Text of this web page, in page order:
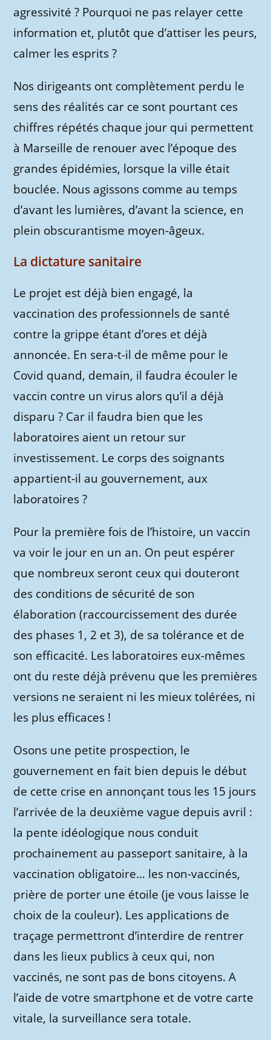
agressivité ? Pourquoi ne pas relayer cette
information et, plutôt que d’attiser les peurs,
calmer les esprits ?
Nos dirigeants ont complètement perdu le
sens des réalités car ce sont pourtant ces
chiffres répétés chaque jour qui permettent
à Marseille de renouer avec l’époque des
grandes épidémies, lorsque la ville était
bouclée. Nous agissons comme au temps
d’avant les lumières, d’avant la science, en
plein obscurantisme moyen-âgeux.
La dictature sanitaire
Le projet est déjà bien engagé, la
vaccination des professionnels de santé
contre la grippe étant d’ores et déjà
annoncée. En sera-t-il de même pour le
Covid quand, demain, il faudra écouler le
vaccin contre un virus alors qu’il a déjà
disparu ? Car il faudra bien que les
laboratoires aient un retour sur
investissement. Le corps des soignants
appartient-il au gouvernement, aux
laboratoires ?
Pour la première fois de l’histoire, un vaccin
va voir le jour en un an. On peut espérer
que nombreux seront ceux qui douteront
des conditions de sécurité de son
élaboration (raccourcissement des durée
des phases 1, 2 et 3), de sa tolérance et de
son efficacité. Les laboratoires eux-mêmes
ont du reste déjà prévenu que les premières
versions ne seraient ni les mieux tolérées, ni
les plus efficaces !
Osons une petite prospection, le
gouvernement en fait bien depuis le début
de cette crise en annonçant tous les 15 jours
l’arrivée de la deuxième vague depuis avril :
la pente idéologique nous conduit
prochainement au passeport sanitaire, à la
vaccination obligatoire… les non-vaccinés,
prière de porter une étoile (je vous laisse le
choix de la couleur). Les applications de
traçage permettront d’interdire de rentrer
dans les lieux publics à ceux qui, non
vaccinés, ne sont pas de bons citoyens. A
l’aide de votre smartphone et de votre carte
vitale, la surveillance sera totale.